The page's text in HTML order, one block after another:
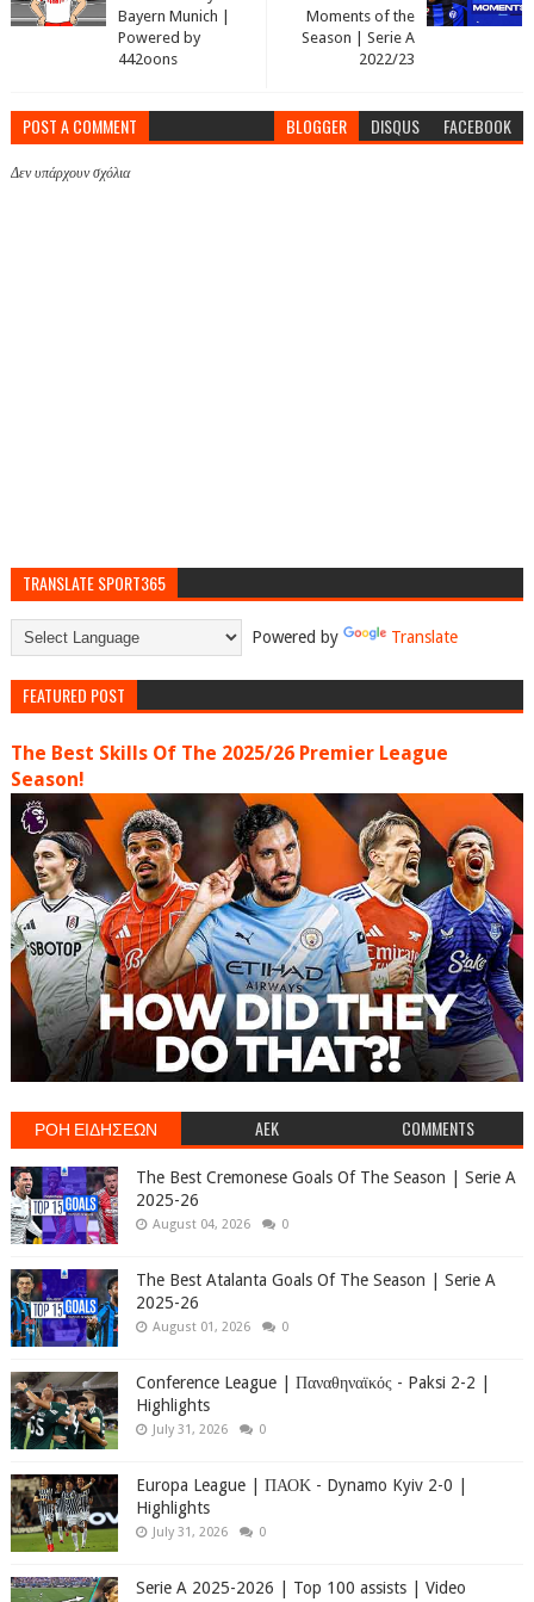
Moments of the
Season | Serie A
2022/23
Bayern Munich |
Powered by
442oons
POST A COMMENT BLOGGER DISQUS FACEBOOK
Δεν υπάρχουν σχόλια
TRANSLATE SPORT365
Powered by Translate
FEATURED POST
The Best Skills Of The 2025/26 Premier League
Season!
ΡΟΗ ΕΙΔΗΣΕΩΝ AEK COMMENTS
The Best Cremonese Goals Of The Season | Serie A
2025-26
August 04, 2026 0
The Best Atalanta Goals Of The Season | Serie A
2025-26
August 01, 2026 0
Conference League | Παναθηναϊκός - Paksi 2-2 |
Highlights
July 31, 2026 0
Europa League | ΠΑΟΚ - Dynamo Kyiv 2-0 |
Highlights
July 31, 2026 0
Serie A 2025-2026 | Top 100 assists | Video